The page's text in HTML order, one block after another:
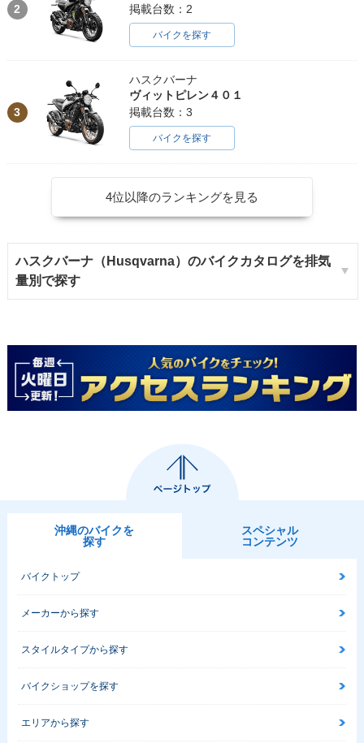
2
掲載台数：2
バイクを探す
3
ハスクバーナ
ヴィットピレン４０１
掲載台数：3
バイクを探す
4位以降のランキングを見る
ハスクバーナ（Husqvarna）のバイクカタログを排気
量別で探す
沖縄のバイクを
探す
スペシャル
コンテンツ
バイクトップ
メーカーから探す
スタイルタイプから探す
バイクショップを探す
エリアから探す